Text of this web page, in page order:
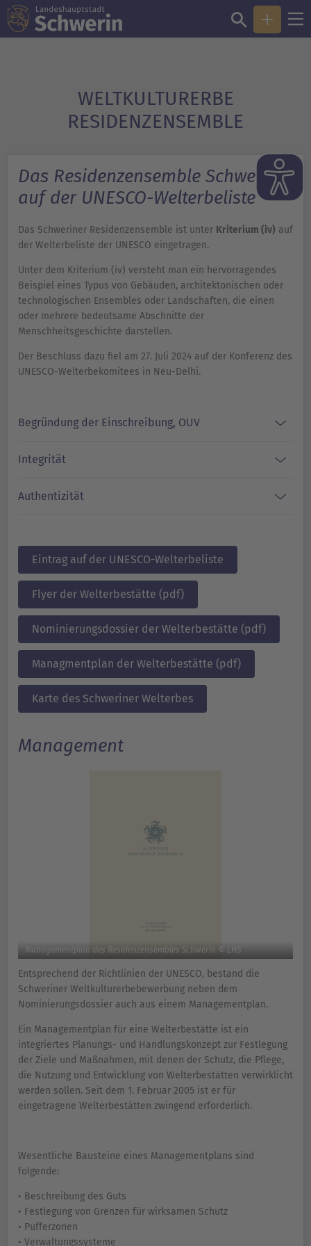
WELTKULTURERBE
RESIDENZENSEMBLE
Das Residenzensemble Schwerin
auf der UNESCO-Welterbeliste
Das Schweriner Residenzensemble ist unter Kriterium (iv) auf
der Welterbeliste der UNESCO eingetragen.
Unter dem Kriterium (iv) versteht man ein hervorragendes
Beispiel eines Typus von Gebäuden, architektonischen oder
technologischen Ensembles oder Landschaften, die einen
oder mehrere bedeutsame Abschnitte der
Menschheitsgeschichte darstellen.
Der Beschluss dazu fiel am 27. Juli 2024 auf der Konferenz des
UNESCO-Welterbekomitees in Neu-Delhi.
Begründung der Einschreibung, OUV
Integrität
Authentizität
Eintrag auf der UNESCO-Welterbeliste
Flyer der Welterbestätte (pdf)
Nominierungsdossier der Welterbestätte (pdf)
Managmentplan der Welterbestätte (pdf)
Karte des Schweriner Welterbes
Management
Managementplan des Residenzensembles Schwerin © LHS
Entsprechend der Richtlinien der UNESCO, bestand die
Schweriner Weltkulturerbebewerbung neben dem
Nominierungsdossier auch aus einem Managementplan.
Ein Managementplan für eine Welterbestätte ist ein
integriertes Planungs- und Handlungskonzept zur Festlegung
der Ziele und Maßnahmen, mit denen der Schutz, die Pflege,
die Nutzung und Entwicklung von Welterbestätten verwirklicht
werden sollen. Seit dem 1. Februar 2005 ist er für
eingetragene Welterbestätten zwingend erforderlich.
Wesentliche Bausteine eines Managementplans sind
folgende:
• Beschreibung des Guts
• Festlegung von Grenzen für wirksamen Schutz
• Pufferzonen
• Verwaltungssysteme